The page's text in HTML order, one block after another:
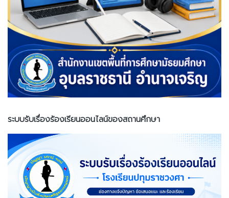
ระบบรับเรื่องร้องเรียนออนไลน์ของสถานศึกษา